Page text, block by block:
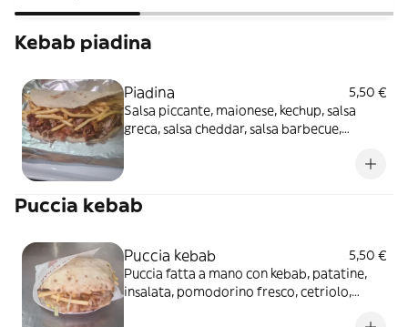
Kebab piadina
Piadina
5,50 €
Salsa piccante, maionese, kechup, salsa
greca, salsa cheddar, salsa barbecue,
Puccia kebab
Puccia kebab
5,50 €
Puccia fatta a mano con kebab, patatine,
insalata, pomodorino fresco, cetriolo,